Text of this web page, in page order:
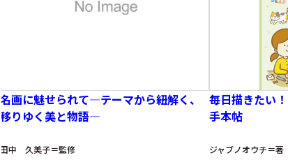
名画に魅せられて―テーマから紐解く、
移りゆく美と物語―
田中 久美子＝監修
毎日描きたい
手本帖
ジャブノオウチ＝著